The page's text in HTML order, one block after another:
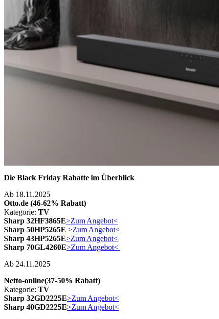
Die Black Friday Rabatte im Überblick
Ab 18.11.2025
Otto.de (46-62% Rabatt)
Kategorie: TV
Sharp 32HF3865E>Zum Angebot<
Sharp 50HP5265E >Zum Angebot<
Sharp 43HP5265E>Zum Angebot<
Sharp 70GL4260E>Zum Angebot<
Ab 24.11.2025
Netto-online(37-50% Rabatt)
Kategorie: TV
Sharp 32GD2225E>Zum Angebot<
Sharp 40GD2225E>Zum Angebot<